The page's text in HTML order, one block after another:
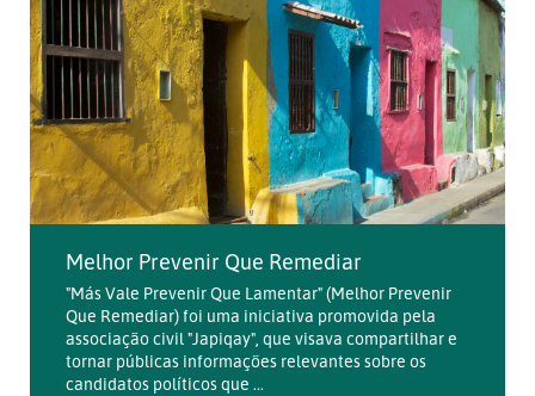
Melhor Prevenir Que Remediar
"Más Vale Prevenir Que Lamentar" (Melhor Prevenir
Que Remediar) foi uma iniciativa promovida pela
associação civil "Japiqay", que visava compartilhar e
tornar públicas informações relevantes sobre os
candidatos políticos que ...